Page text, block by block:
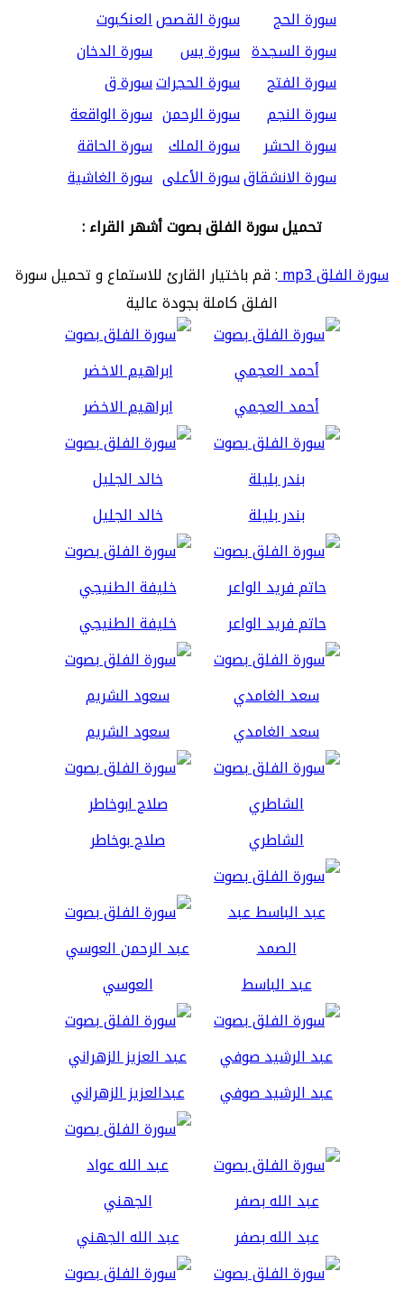
سورة الحج
سورة القصصالعنكبوت
سورة السجدة سورة يس
سورة الدخان
سورة الفتح
سورة الحجراتسورة ق
سورة النجم
سورة الرحمن سورة الواقعة
سورة الحشر
سورة الملك سورة الحاقة
سورة الانشقاقسورة الأعلى سورة الغاشية
تحميل سورة الفلق بصوت أشهر القراء :
سورة الفلق mp3
: قم باختيار القارئ للاستماع و تحميل سورة
الفلق كاملة بجودة عالية
أحمد العجمي ابراهيم الاخضر
بندر بليلة خالد الجليل
حاتم فريد الواعر خليفة الطنيجي
سعد الغامدي سعود الشريم
الشاطري صلاح بوخاطر
عبد الباسط العوسي
عبد الرشيد صوفي عبدالعزيز الزهراني
عبد الله بصفر عبد الله الجهني